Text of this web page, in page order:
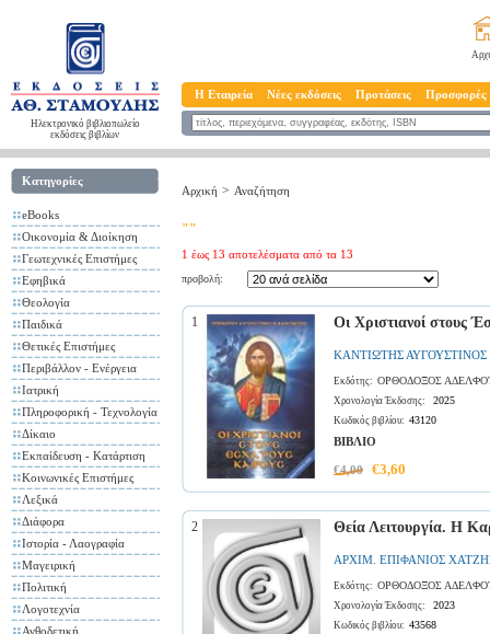
Ηλεκτρονικό βιβλιοπωλείο
εκδόσεις βιβλίων
Η Εταιρεία Νέες εκδόσεις Προτάσεις Προσφορές
Κατηγορίες
eBooks
Οικονομία & Διοίκηση
Γεωτεχνικές Επιστήμες
Εφηβικά
Θεολογία
Παιδικά
Θετικές Επιστήμες
Περιβάλλον - Ενέργεια
Ιατρική
Πληροφορική - Τεχνολογία
Δίκαιο
Εκπαίδευση - Κατάρτιση
Κοινωνικές Επιστήμες
Λεξικά
Διάφορα
Ιστορία - Λαογραφία
Μαγειρική
Πολιτική
Λογοτεχνία
Ανθοδετική
Αρχική > Αναζήτηση
""
1 έως 13 αποτελέσματα από τα 13
προβολή:
1 Οι Χριστιανοί στους
ΚΑΝΤΙΩΤΗΣ
Εκδότης: ΟΡΘΟΔΟΞΟΣ
Χρονολογία Έκδοσης: 2025
Κωδικός βιβλίου: 43120
ΒΙΒΛΙΟ
€4,00 €3,60
2 Θεία Λειτουργία. Η
ΑΡΧΙΜ. ΕΠΙΦΑΝΙΟΣ
Εκδότης: ΟΡΘΟΔΟΞΟΣ
Χρονολογία Έκδοσης: 2023
Κωδικός βιβλίου: 43568